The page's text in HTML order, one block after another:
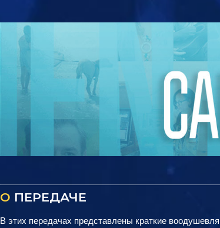
О ПЕРЕДАЧЕ
В этих передачах представлены краткие